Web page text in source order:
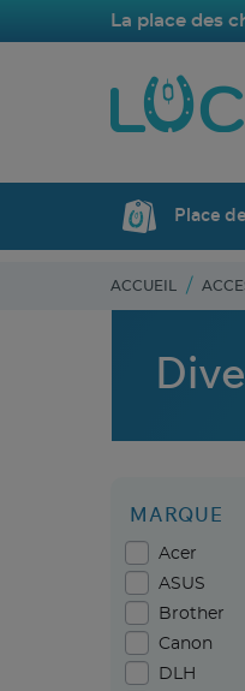
La place des
Place
ACCUEIL
MARQUE
Acer
ASUS
Brother
Canon
DLH